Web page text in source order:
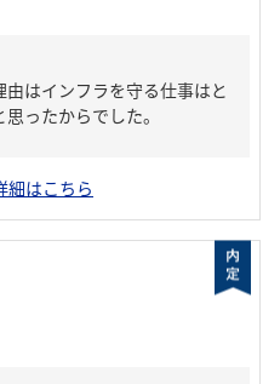
はインフラを守る仕事はと
ったからでした。
細はこちら